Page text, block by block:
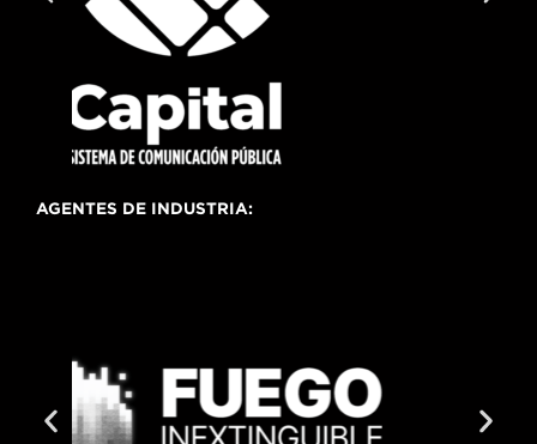
AGENTES DE INDUSTRIA: